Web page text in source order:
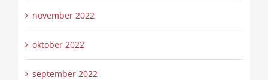
november 2022
oktober 2022
september 2022